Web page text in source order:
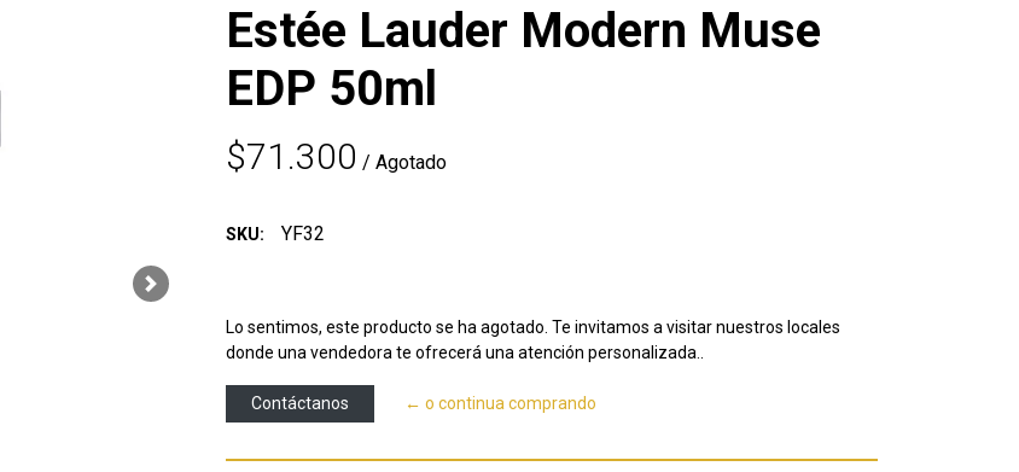
Next
Estée Lauder Modern Muse
EDP 50ml
$71.300 / Agotado
SKU: YF32
Lo sentimos, este producto se ha agotado. Te invitamos a visitar nuestros locales
donde una vendedora te ofrecerá una atención personalizada..
Contáctanos ← o continua comprando